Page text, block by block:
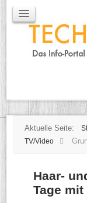
Mobile
IT
TK
Aktuelle Seite:
TV/Video
Haar-
Tage